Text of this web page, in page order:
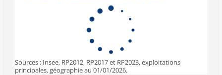
Sources : Insee, RP2012, RP2017 et RP2023, exploitations
principales, géographie au 01/01/2026.